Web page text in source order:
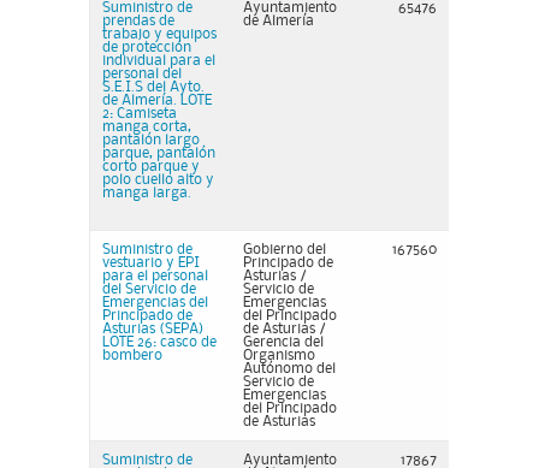
Suministro de
prendas de
trabajo y equipos
de protección
individual para el
personal del
S.E.I.S del Ayto.
de Almería. LOTE
2: Camiseta
manga corta,
pantalón largo
parque, pantalón
corto parque y
polo cuello alto y
manga larga.
Ayuntamiento
de Almería
65476
Suministro de
vestuario y EPI
para el personal
del Servicio de
Emergencias del
Principado de
Asturias (SEPA)
LOTE 26: casco de
bombero
Gobierno del
Principado de
Asturias /
Servicio de
Emergencias
del Principado
de Asturias /
Gerencia del
Organismo
Autónomo del
Servicio de
Emergencias
del Principado
de Asturias
167560
Suministro de
Ayuntamiento
17867